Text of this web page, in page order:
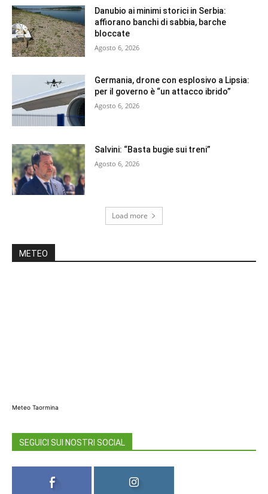
Danubio ai minimi storici in Serbia:
affiorano banchi di sabbia, barche
bloccate
Agosto 6, 2026
Germania, drone con esplosivo a Lipsia:
per il governo è “un attacco ibrido”
Agosto 6, 2026
Salvini: “Basta bugie sui treni”
Agosto 6, 2026
Load more
METEO
Meteo Taormina
SEGUICI SUI NOSTRI SOCIAL